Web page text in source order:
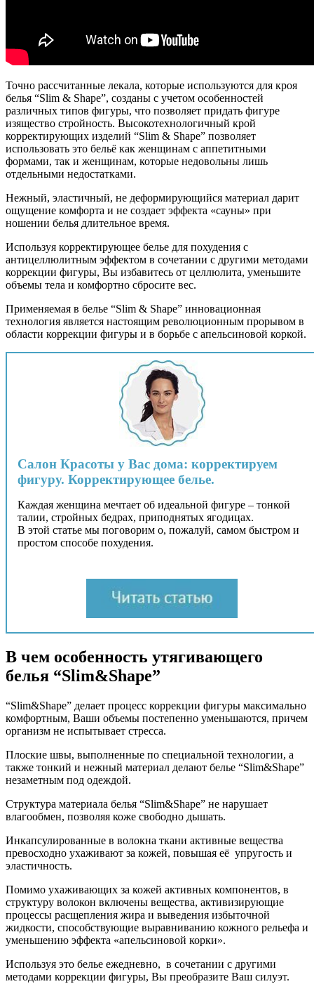
Точно рассчитанные лекала, которые используются для кроя
белья “Slim & Shape”, созданы с учетом особенностей
различных типов фигуры, что позволяет придать фигуре
изящество стройность. Высокотехнологичный крой
корректирующих изделий “Slim & Shape” позволяет
использовать это бельё как женщинам с аппетитными
формами, так и женщинам, которые недовольны лишь
отдельными недостатками.
Нежный, эластичный, не деформирующийся материал дарит
ощущение комфорта и не создает эффекта «сауны» при
ношении белья длительное время.
Используя корректирующее белье для похудения с
антицеллюлитным эффектом в сочетании с другими методами
коррекции фигуры, Вы избавитесь от целлюлита, уменьшите
объемы тела и комфортно сбросите вес.
Применяемая в белье “Slim & Shape” инновационная
технология является настоящим революционным прорывом в
области коррекции фигуры и в борьбе с апельсиновой коркой.
Салон Красоты у Вас дома: корректируем
фигуру. Корректирующее белье.
Каждая женщина мечтает об идеальной фигуре – тонкой
талии, стройных бедрах, приподнятых ягодицах.
В этой статье мы поговорим о, пожалуй, самом быстром и
простом способе похудения.
В чем особенность утягивающего
белья “Slim&Shape”
“Slim&Shape” делает процесс коррекции фигуры максимально
комфортным, Ваши объемы постепенно уменьшаются, причем
организм не испытывает стресса.
Плоские швы, выполненные по специальной технологии, а
также тонкий и нежный материал делают белье “Slim&Shape”
незаметным под одеждой.
Структура материала белья “Slim&Shape” не нарушает
влагообмен, позволяя коже свободно дышать.
Инкапсулированные в волокна ткани активные вещества
превосходно ухаживают за кожей, повышая её упругость и
эластичность.
Помимо ухаживающих за кожей активных компонентов, в
структуру волокон включены вещества, активизирующие
процессы расщепления жира и выведения избыточной
жидкости, способствующие выравниванию кожного рельефа и
уменьшению эффекта «апельсиновой корки».
Используя это белье ежедневно, в сочетании с другими
методами коррекции фигуры, Вы преобразите Ваш силуэт.